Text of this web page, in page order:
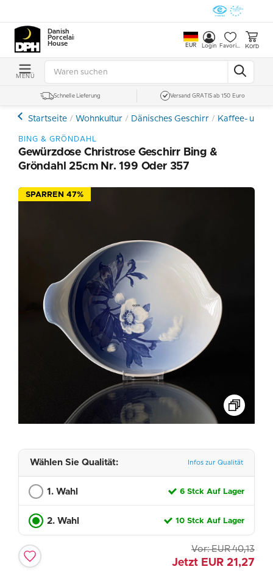
Danish
Porcelain
House
EUR Login Favoriten Korb
MENÜ
Schnelle Lieferung Versand GRATIS ab 150 Euro
Startseite Wohnkultur Dänisches Geschirr Kaffee- und
BING & GRÖNDAHL
Gewürzdose Christrose Geschirr Bing &
Gröndahl 25cm Nr. 199 Oder 357
SPARREN 47%
Wählen Sie Qualität: Infos zur Qualität
1. Wahl 6 Stck Auf Lager
2. Wahl 10 Stck Auf Lager
Vor: EUR 40,13
Jetzt EUR 21,27